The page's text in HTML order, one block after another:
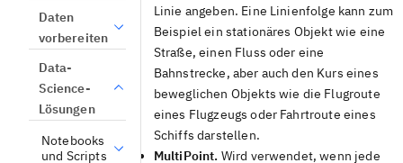
Daten
vorbereiten
Data-
Science-
Lösungen
Notebooks
und Scripts
Linie angeben. Eine Linienfolge kann zum
Beispiel ein stationäres Objekt wie eine
Straße, einen Fluss oder eine
Bahnstrecke, aber auch den Kurs eines
beweglichen Objekts wie die Flugroute
eines Flugzeugs oder Fahrtroute eines
Schiffs darstellen.
MultiPoint. Wird verwendet, wenn jede